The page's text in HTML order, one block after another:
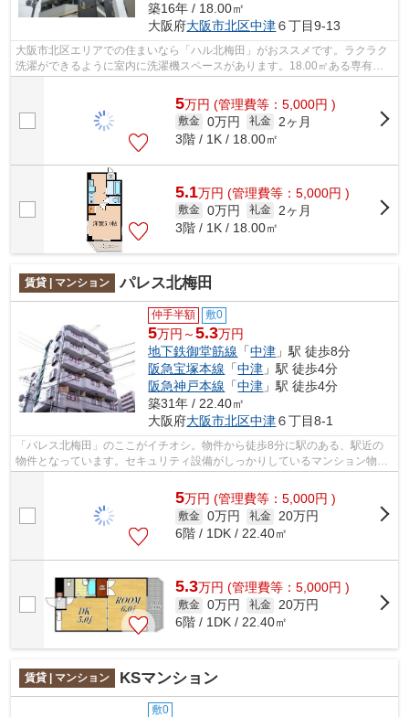
築16年 / 18.00㎡
大阪府大阪市北区中津６丁目9-13
大阪市北区エリアでの住まいなら「ハル北梅田」がおススメです。ラクラク
洗濯ができるように室内に洗濯機スペースがあります。18.00㎡ある専有面
5万円 (管理費等：5,000円 )
敷金 0万円 礼金
2ヶ月
3階 / 1K / 18.00㎡
5.1万円 (管理費等：5,000円 )
敷金 0万円 礼金
2ヶ月
3階 / 1K / 18.00㎡
賃貸 | マンション パレス北梅田
仲手半額 敷0
5万円～5.3万円
地下鉄御堂筋線 「中津 」駅 徒歩8分
阪急宝塚本線 「中津 」駅 徒歩4分
阪急神戸本線 「中津 」駅 徒歩4分
築31年 / 22.40㎡
大阪府大阪市北区中津６丁目8-1
「パレス北梅田」のここがイチオシ。物件から徒歩8分に駅のある、駅近の
物件となっています。セキュリティ設備がしっかりしているマンション物件
です。陽当たりが良く、日中は電気代が...
5万円 (管理費等：5,000円 )
敷金 0万円 礼金 20万円
6階 / 1DK / 22.40㎡
5.3万円 (管理費等：5,000円 )
敷金 0万円 礼金 20万円
6階 / 1DK / 22.40㎡
賃貸 | マンション KSマンション
敷0